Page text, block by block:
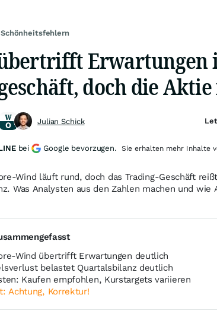
Erwartungen
doch die
Wind läuft rund, doch das Trading-Geschäft
Was Analysten aus den Zahlen machen und wie
Wind übertrifft Erwartungen deutlich
belastet Quartalsbilanz deutlich
Kaufen empfohlen, Kurstargets variieren
Achtung, Korrektur!
Julian Schick
bei Google bevorzugen. Sie erhalten mehr Inhalte